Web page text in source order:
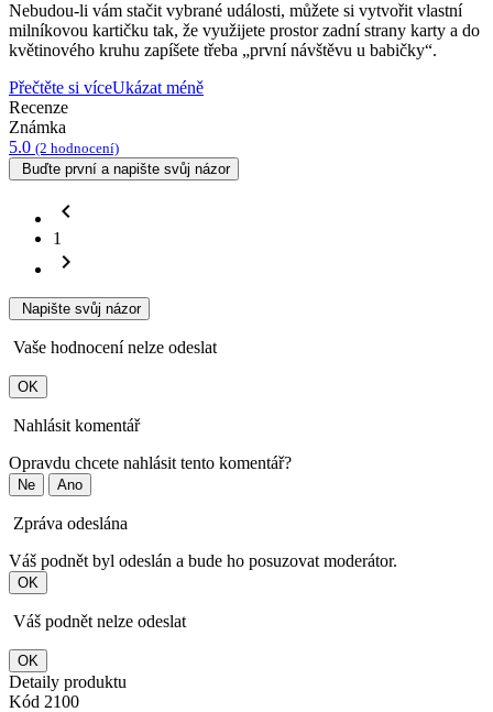
Nebudou-li vám stačit vybrané události, můžete si vytvořit vlastní
milníkovou kartičku tak, že využijete prostor zadní strany karty a do
květinového kruhu zapíšete třeba „první návštěvu u babičky“.
Přečtěte si víceUkázat méně
Recenze
Známka
5.0 (2 hodnocení)
Buďte první a napište svůj názor
chevron_left
1
chevron_right
Napište svůj názor
Vaše hodnocení nelze odeslat
OK
Nahlásit komentář
Opravdu chcete nahlásit tento komentář?
Ne Ano
Zpráva odeslána
Váš podnět byl odeslán a bude ho posuzovat moderátor.
OK
Váš podnět nelze odeslat
OK
Detaily produktu
Kód 2100